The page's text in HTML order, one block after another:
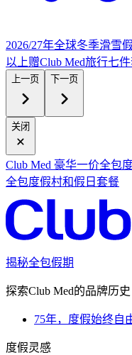
2026/27年全球冬季滑雪
以上赠Club Med旅行七
上一页 下一页
关闭
Club Med 豪华一价全包
全包度假村和假日套餐
揭秘全包假期
探索Club Med的品牌历史
75年，度假始终自
度假灵感